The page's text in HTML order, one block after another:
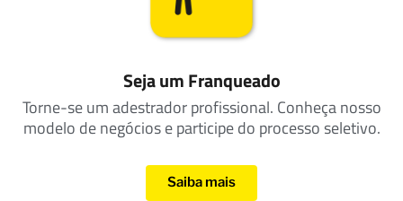
Seja um Franqueado
Torne-se um adestrador profissional. Conheça nosso
modelo de negócios e participe do processo seletivo.
Saiba mais